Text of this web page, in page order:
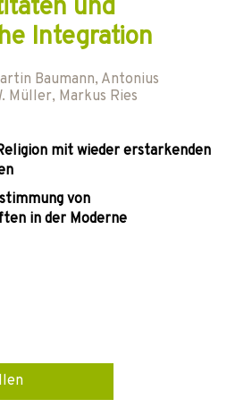
und
Integration
Baumann, Antonius
Müller, Markus Ries
mit wieder erstarkenden
von
in der Moderne